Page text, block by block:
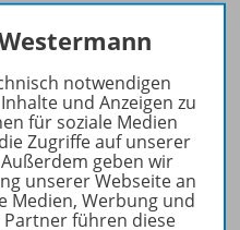
Unterrichten
erscheint als
als digitale Version.
und Materialien
im Online-Archiv von
GRUNDSCHULE
recherchiert und
werden (nur
notwendigen
und Anzeigen zu
für soziale Medien
Zugriffe auf unserer
geben wir
unserer Webseite an
Medien, Werbung und
führen diese